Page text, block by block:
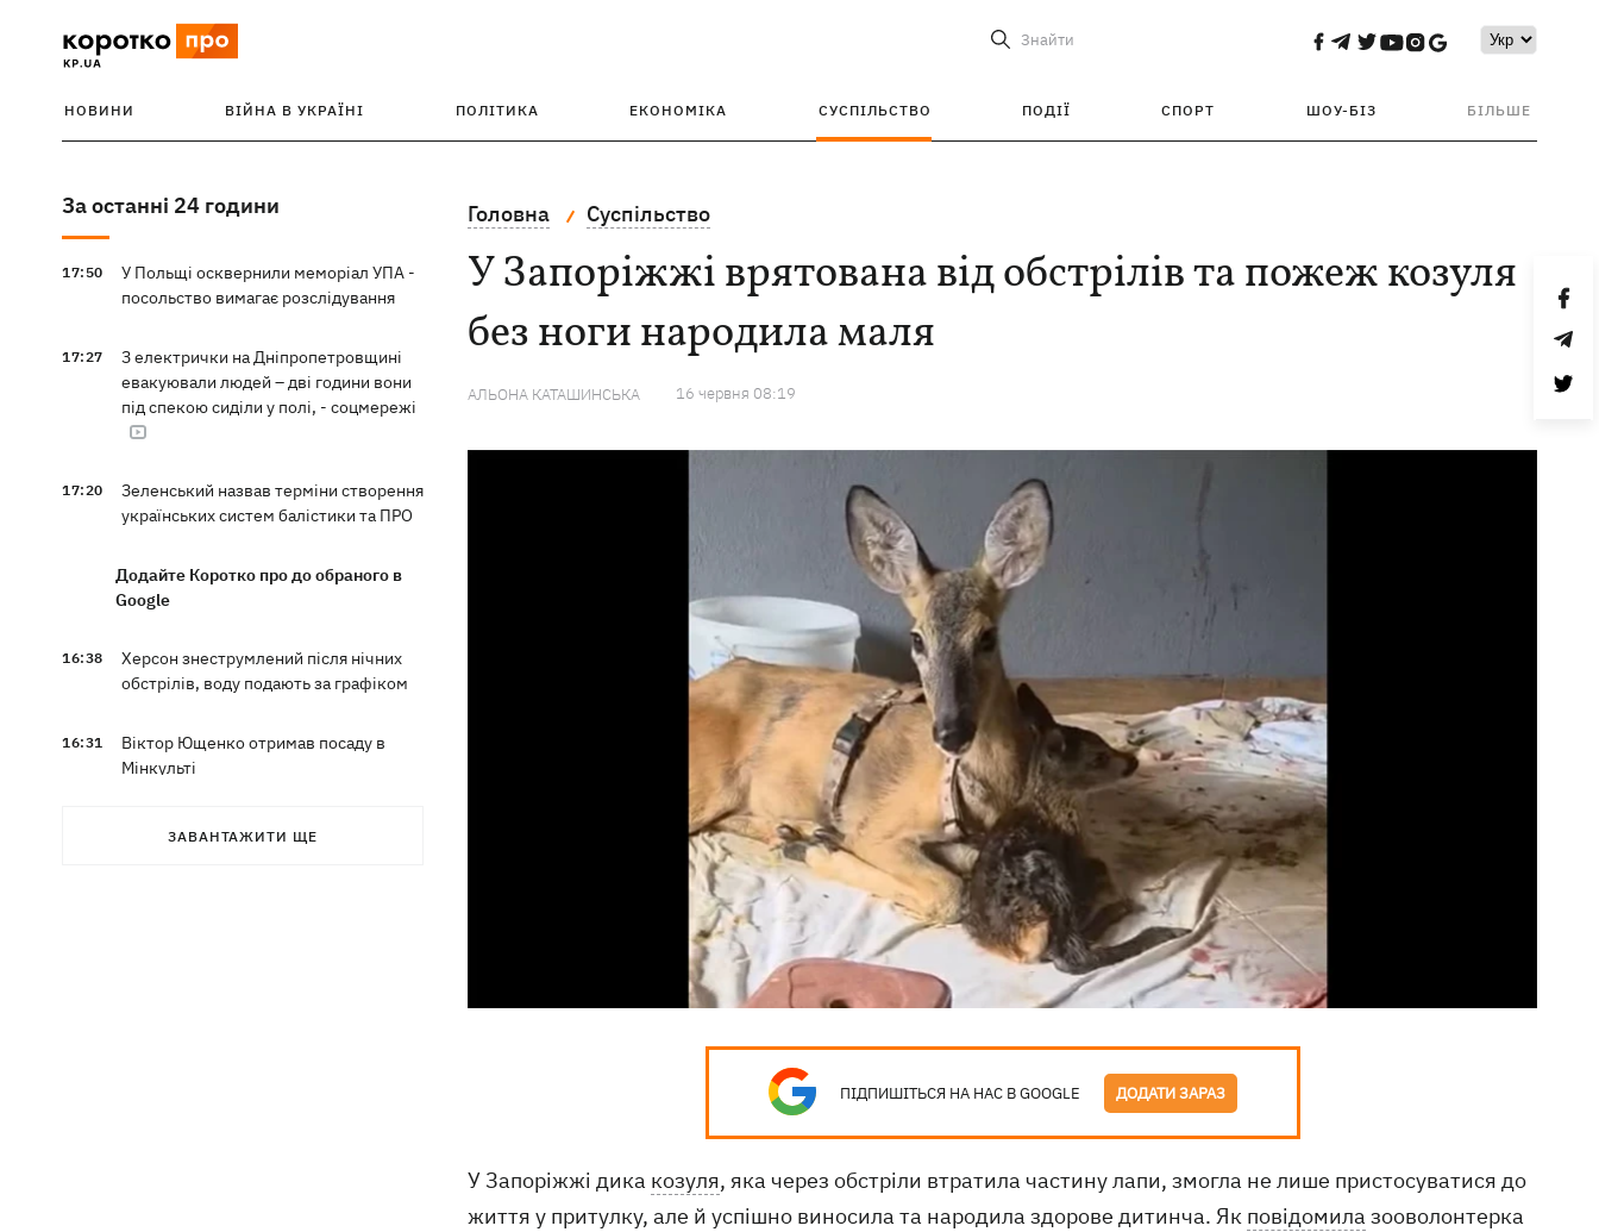
Знайти
НОВИНИ ВІЙНА В УКРАЇНІ ПОЛІТИКА ЕКОНОМІКА СУСПІЛЬСТВО ПОДІЇ СПОРТ ШОУ-БІЗ БІЛЬШЕ
За останні 24 години
17:50
У Польщі осквернили меморіал УПА -
посольство вимагає розслідування
17:27
З електрички на Дніпропетровщині
евакуювали людей – дві години вони
під спекою сиділи у полі, - соцмережі
17:20
Зеленський назвав терміни створення
українських систем балістики та ПРО
Додайте Коротко про до обраного в
Google
16:38
Херсон знеструмлений після нічних
обстрілів, воду подають за графіком
16:31
Віктор Ющенко отримав посаду в
Мінкульті
Замість Балкан - до сміттєзвалища
ЗАВАНТАЖИТИ ЩЕ
Головна Суспільство
У Запоріжжі врятована від обстрілів та пожеж козуля
без ноги народила маля
АЛЬОНА КАТАШИНСЬКА 16 червня 08:19
ПІДПИШІТЬСЯ НА НАС В GOOGLE ДОДАТИ ЗАРАЗ
У Запоріжжі дика козуля, яка через обстріли втратила частину лапи, змогла не лише пристосуватися до
життя у притулку, але й успішно виносила та народила здорове дитинча. Як повідомила зооволонтерка